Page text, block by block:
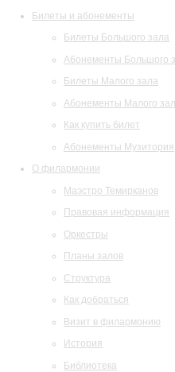
Билеты и абонементы
Билеты Большого зала
Абонементы Большого
Билеты Малого зала
Абонементы Малого
Как купить билет
Абонементы Музитория
О филармонии
Маэстро Темирканов
Правовая информация
Оркестры
Планы залов
Структура
Как добраться
Визит в филармонию
История
Библиотека